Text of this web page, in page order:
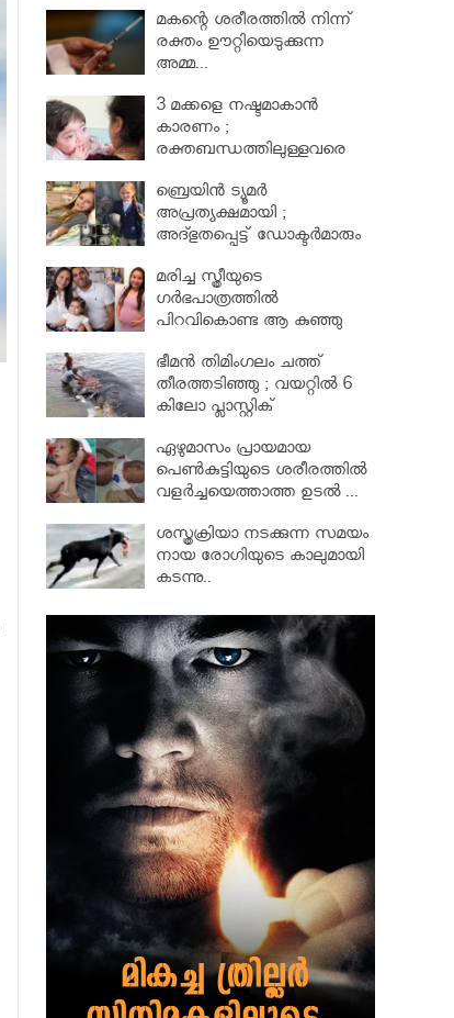
മകന്റെ ശരീരത്തില്‍ നിന്ന്
രക്തം ഊറ്റിയെടുക്കുന്ന
അമ്മ...
3 മക്കളെ നഷ്ടമാകാൻ
കാരണം ;
രക്തബന്ധത്തിലുള്ളവരെ
ബ്രെയിൻ ട്യൂമർ
അപ്രത്യക്ഷമായി ;
അദ്ഭുതപ്പെട്ട് ഡോക്ടർമാരും
മരിച്ച സ്ത്രീയുടെ
ഗര്‍ഭപാത്രത്തില്‍
പിറവികൊണ്ട ആ കുഞ്ഞു
ഭീമന്‍ തിമിംഗലം ചത്ത്
തീരത്തടിഞ്ഞു ; വയറ്റില്‍ 6
കിലോ പ്ലാസ്റ്റിക്
ഏഴുമാസം പ്രായമായ
പെണ്‍കുട്ടിയുടെ ശരീരത്തില്‍
വളര്‍ച്ചയെത്താത്ത ഉടല്‍ ...
ശസ്ത്രക്രിയാ നടക്കുന്ന സമയം
നായ രോഗിയുടെ കാലുമായി
കടന്നു..